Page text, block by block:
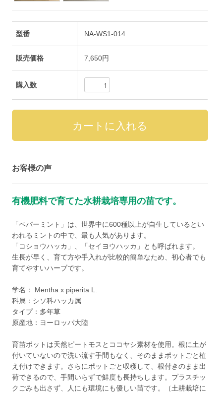
型番 NA-WS1-014
販売価格 7,650円
購入数
お客様の声
有機肥料で育てた水耕栽培専用の苗です。
「ペパーミント」は、世界中に600種以上が自生しているとい
われるミントの中で、最も人気があります。
「コショウハッカ」、「セイヨウハッカ」とも呼ばれます。
生長が早く、育て方や手入れが比較的簡単なため、初心者でも
育てやすいハーブです。
学名： Mentha x piperita L.
科属：シソ科ハッカ属
タイプ：多年草
原産地：ヨーロッパ大陸
育苗ポットは天然ピートモスとココヤシ素材を使用。根に土が
付いていないので洗い流す手間もなく、そのままポットごと植
え付けできます。さらにポットごと収穫して、根付きのまま出
荷できるので、手間いらずで鮮度も長持ちします。プラスチッ
クごみも出さず、人にも環境にも優しい苗です。（土耕栽培に